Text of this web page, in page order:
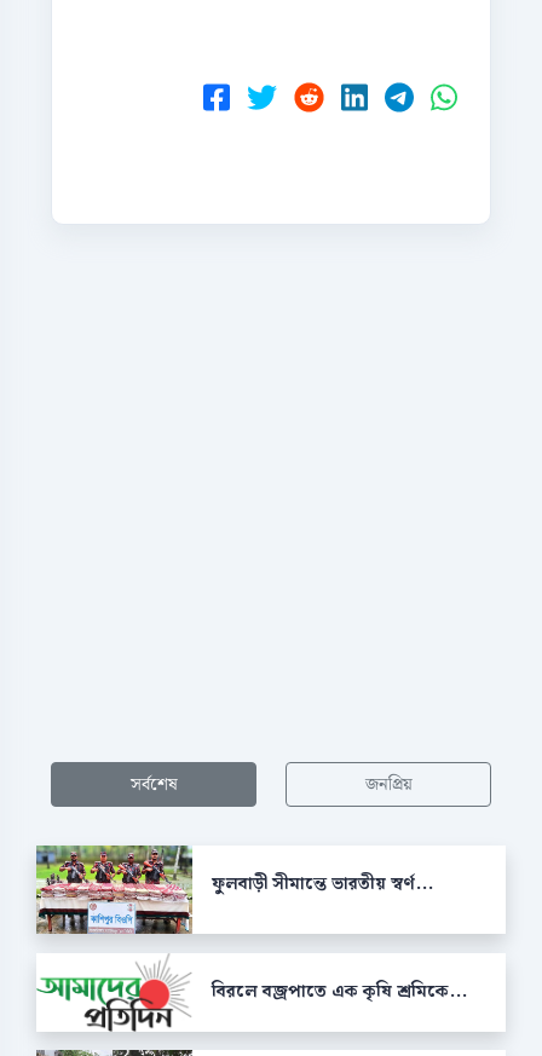
সর্বশেষ জনপ্রিয়
ফুলবাড়ী সীমান্তে ভারতীয় স্বর্ণ...
বিরলে বজ্রপাতে এক কৃষি শ্রমিকে...